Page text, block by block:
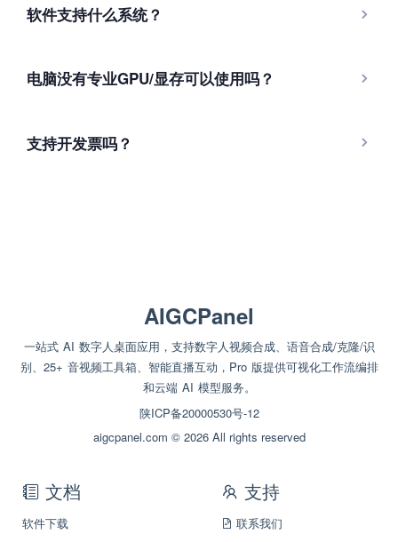
软件支持什么系统？
电脑没有专业GPU/显存可以使用吗？
支持开发票吗？
AIGCPanel
一站式 AI 数字人桌面应用，支持数字人视频合成、语音合成/克隆/识
别、25+ 音视频工具箱、智能直播互动，Pro 版提供可视化工作流编排
和云端 AI 模型服务。
陕ICP备20000530号-12
aigcpanel.com © 2026 All rights reserved
文档
软件下载
支持
联系我们